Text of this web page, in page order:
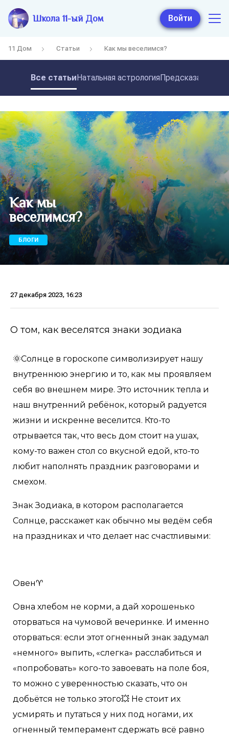
Школа 11-ый Дом Войти
11 Дом Статьи Как мы веселимся?
Все статьиНатальная астрология
Как мы
веселимся?
БЛОГИ
27 декабря 2023, 16:23
О том, как веселятся знаки зодиака
🌞Солнце в гороскопе символизирует нашу
внутреннюю энергию и то, как мы проявляем
себя во внешнем мире. Это источник тепла и
наш внутренний ребёнок, который радуется
жизни и искренне веселится. Кто-то
отрывается так, что весь дом стоит на ушах,
кому-то важен стол со вкусной едой, кто-то
любит наполнять праздник разговорами и
смехом.
Знак Зодиака, в котором располагается
Солнце, расскажет как обычно мы ведём себя
на праздниках и что делает нас счастливыми:
Овен♈️
Овна хлебом не корми, а дай хорошенько
оторваться на чумовой вечеринке. И именно
оторваться: если этот огненный знак задумал
«немного» выпить, «слегка» расслабиться и
«попробовать» кого-то завоевать на поле боя,
то можно с уверенностью сказать, что он
добьётся не только этого💥 Не стоит их
усмирять и путаться у них под ногами, их
огненный темперамент сдержать всё равно